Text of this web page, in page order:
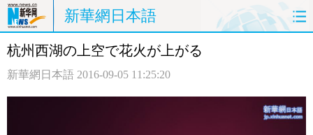
新華網日本語
ホームページ 政治
写真
杭州西湖の上空で花火が上がる
新華網日本語 2016-09-05 11:25:20